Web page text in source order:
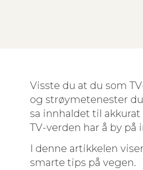
Vis­ste du at du som
og strøymeten­ester
sa innhaldet til
TV-ver­den har å by
I denne artikke­len
smarte tips på vegen.